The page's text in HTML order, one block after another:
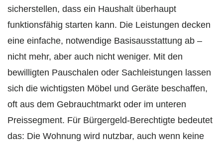
sicherstellen, dass ein Haushalt überhaupt
funktionsfähig starten kann. Die Leistungen decken
eine einfache, notwendige Basisausstattung ab –
nicht mehr, aber auch nicht weniger. Mit den
bewilligten Pauschalen oder Sachleistungen lassen
sich die wichtigsten Möbel und Geräte beschaffen,
oft aus dem Gebrauchtmarkt oder im unteren
Preissegment. Für Bürgergeld-Berechtigte bedeutet
das: Die Wohnung wird nutzbar, auch wenn keine